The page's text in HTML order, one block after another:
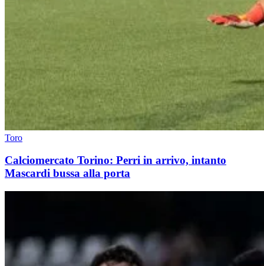
Toro
Calciomercato Torino: Perri in arrivo, intanto
Mascardi bussa alla porta